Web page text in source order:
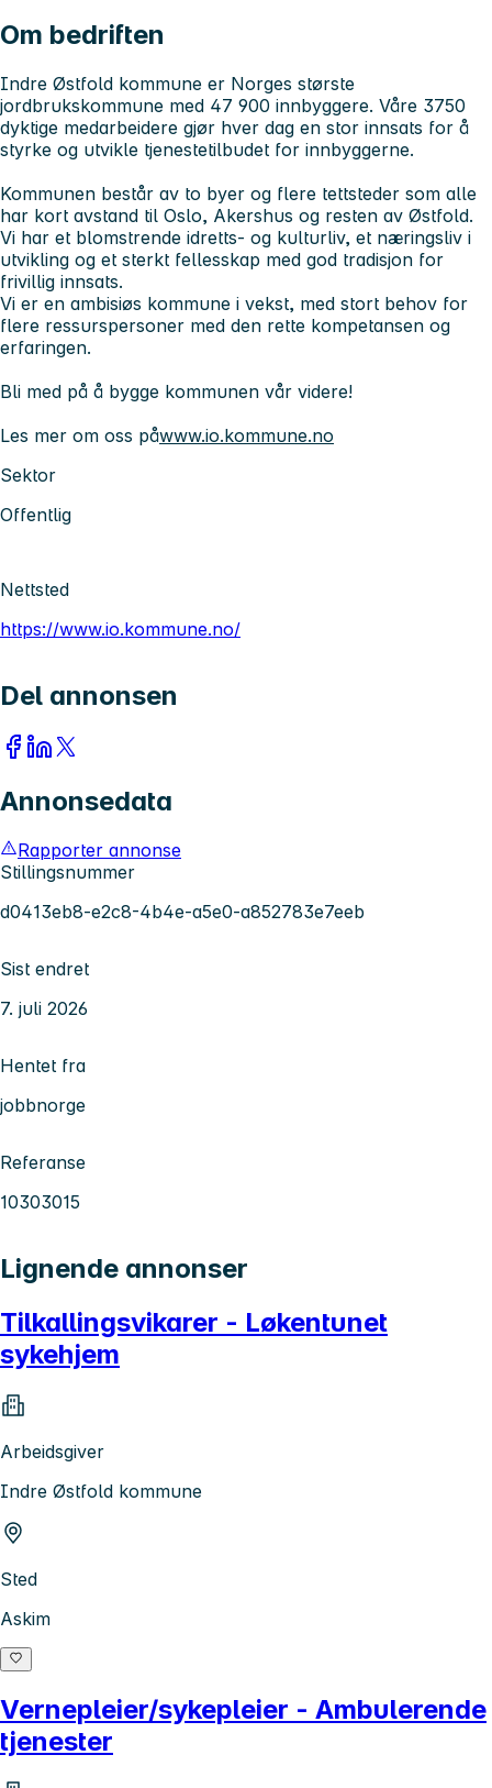
Om bedriften
Indre Østfold kommune er Norges største
jordbrukskommune med 47 900 innbyggere. Våre 3750
dyktige medarbeidere gjør hver dag en stor innsats for å
styrke og utvikle tjenestetilbudet for innbyggerne.
Kommunen består av to byer og flere tettsteder som alle
har kort avstand til Oslo, Akershus og resten av Østfold.
Vi har et blomstrende idretts- og kulturliv, et næringsliv i
utvikling og et sterkt fellesskap med god tradisjon for
frivillig innsats.
Vi er en ambisiøs kommune i vekst, med stort behov for
flere ressurspersoner med den rette kompetansen og
erfaringen.
Bli med på å bygge kommunen vår videre!
Les mer om oss påwww.io.kommune.no
Sektor
Offentlig
Nettsted
https://www.io.kommune.no/
Del annonsen
Annonsedata
Rapporter annonse
Stillingsnummer
d0413eb8-e2c8-4b4e-a5e0-a852783e7eeb
Sist endret
7. juli 2026
Hentet fra
jobbnorge
Referanse
10303015
Lignende annonser
Tilkallingsvikarer - Løkentunet
sykehjem
Arbeidsgiver
Indre Østfold kommune
Sted
Askim
Vernepleier/sykepleier - Ambulerende
tjenester